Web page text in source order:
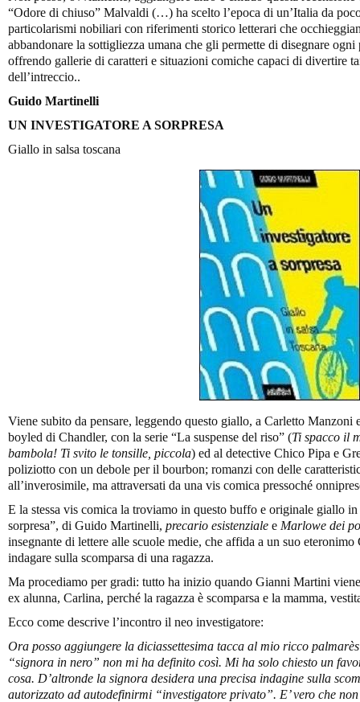
“Odore di chiuso” Malvaldi (…) ha scelto l’epoca di un’Italia da
particolarismi nobiliari con riferimenti storico letterari che
abbandonare la sottigliezza umana che gli permette di disegnare
offrendo gallerie di caratteri e situazioni comiche capaci di divertire
dell’intreccio..
Guido Martinelli
UN INVESTIGATORE A SORPRESA
Giallo in salsa toscana
Viene subito da pensare, leggendo questo giallo, a Carletto Manzoni
boyled di Chandler, con la serie “La suspense del riso” (Ti spacco il
bambola! Ti svito le tonsille, piccola) ed al detective Chico Pipa e
poliziotto con un debole per il bourbon; romanzi con delle
all’inverosimile, ma attraversati da una vis comica pressoché
E la stessa vis comica la troviamo in questo buffo e originale giallo in
sorpresa”, di Guido Martinelli, precario esistenziale e Marlowe dei
insegnante di lettere alle scuole medie, che affida a un suo
indagare sulla scomparsa di una ragazza.
Ma procediamo per gradi: tutto ha inizio quando Gianni Martini
ex alunna, Carlina, perché la ragazza è scomparsa e la mamma,
Ecco come descrive l’incontro il neo investigatore:
Ora posso aggiungere la diciassettesima tacca al mio ricco
“signora in nero” non mi ha definito così. Mi ha solo chiesto un
cosa. D’altronde la signora desidera una precisa indagine sulla
autorizzato ad autodefinirmi “investigatore privato”. E’ vero che